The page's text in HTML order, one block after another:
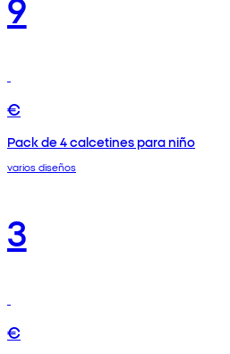
€
Pack de 4 calcetines para niño
varios diseños
3
€